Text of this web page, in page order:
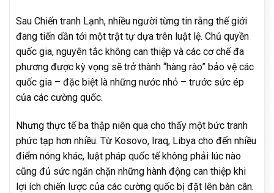
Sau Chiến tranh Lạnh, nhiều người từng tin rằng thế giới
đang tiến dần tới một trật tự dựa trên luật lệ. Chủ quyền
quốc gia, nguyên tắc không can thiệp và các cơ chế đa
phương được kỳ vọng sẽ trở thành “hàng rào” bảo vệ các
quốc gia – đặc biệt là những nước nhỏ – trước sức ép
của các cường quốc.
Nhưng thực tế ba thập niên qua cho thấy một bức tranh
phức tạp hơn nhiều. Từ Kosovo, Iraq, Libya cho đến nhiều
điểm nóng khác, luật pháp quốc tế không phải lúc nào
cũng đủ sức ngăn chặn những hành động can thiệp khi
lợi ích chiến lược của các cường quốc bị đặt lên bàn cân.